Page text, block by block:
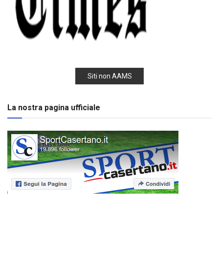
Siti non AAMS
La nostra pagina ufficiale